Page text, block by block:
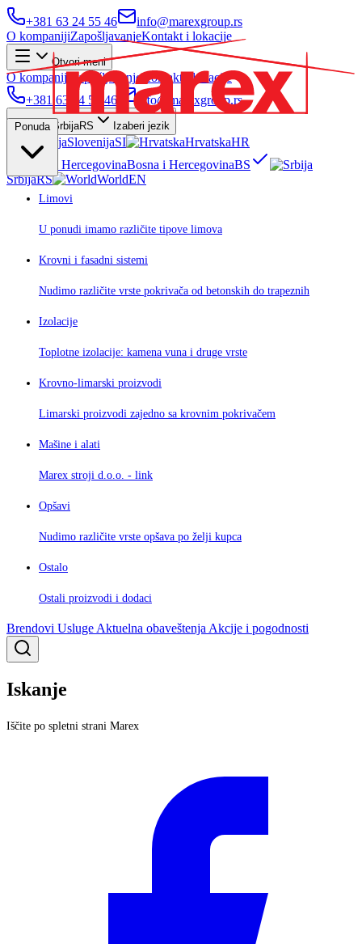
+381 63 24 55 46
info@marexgroup.rs
O kompanijiZapošljavanjeKontakt i lokacije
Otvori meni
O kompaniji ZapošljavanjeKontakt i lokacije
+381 63 24 55 46
info@marexgroup.rs
SrbijaRS Izaberi jezik
SlovenijaSI HrvatskaHR
Bosna i HercegovinaBS
SrbijaRS WorldEN
Ponuda
Limovi
U ponudi imamo različite tipove limova
Krovni i fasadni sistemi
Nudimo različite vrste pokrivača od betonskih do trapeznih
Izolacije
Toplotne izolacije: kamena vuna i druge vrste
Krovno-limarski proizvodi
Limarski proizvodi zajedno sa krovnim pokrivačem
Mašine i alati
Marex stroji d.o.o. - link
Opšavi
Nudimo različite vrste opšava po želji kupca
Ostalo
Ostali proizvodi i dodaci
Brendovi Usluge Aktuelna obaveštenja Akcije i pogodnosti
Iskanje
Iščite po spletni strani Marex